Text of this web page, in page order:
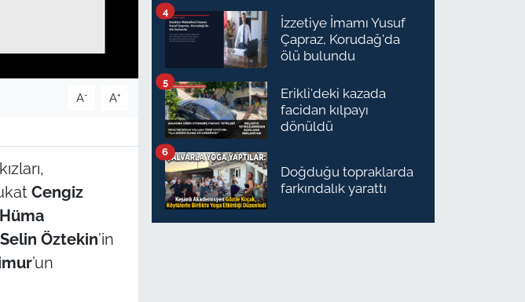
A- A+
Cengiz
Hüma
Selin Öztekin’in
’un
İzzetiye İmamı Yusuf
Çapraz, Korudağ'da
ölü bulundu
4
Erikli'deki kazada
facidan kılpayı
dönüldü
5
Doğduğu topraklarda
farkındalık yarattı
6